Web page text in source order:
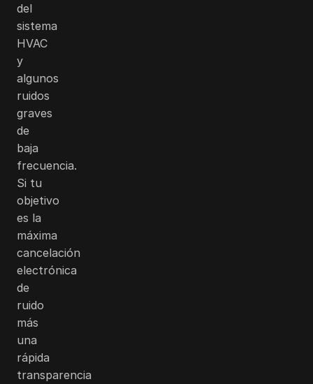
del
sistema
HVAC
y
algunos
ruidos
graves
de
baja
frecuencia.
Si tu
objetivo
es la
máxima
cancelación
electrónica
de
ruido
más
una
rápida
transparencia